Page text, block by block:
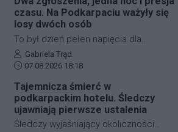
czasu. Na Podkarpaciu ważyły się
losy dwóch osób
To był dzień pełen napięcia dla
funkcjonariuszy z powiatu niżańskiego.
W ciągu zaledwie kilkunastu godzin
służby ratunkowe musiały
przeprowadzić dwie niezależne,
intensywne akcje poszukiwawcze. W
obu przypadkach chodziło o ludzkie
Autor artykułu:
Gabriela Trąd
Data dodania artykułu:
07.08.2026 18:18
Tajemnicza śmierć w
podkarpackim hotelu. Śledczy
ujawniają pierwsze ustalenia
Śledczy wyjaśniający okoliczności